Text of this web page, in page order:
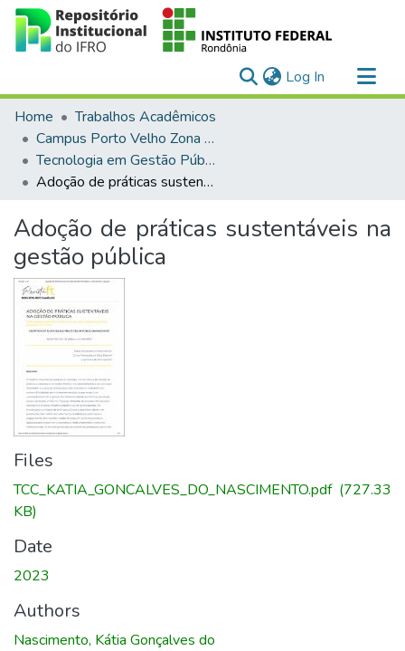
Log In (current)
Communities & Collections
All of DSpace
Statistics
Home
Trabalhos Acadêmicos
Campus Porto Velho Zona Norte
Tecnologia em Gestão Pública (EaD)
Adoção de práticas sustentáveis na gestão pública
Adoção de práticas sustentáveis na
gestão pública
Files
TCC_KATIA_GONCALVES_DO_NASCIMENTO.pdf(727.33
KB)
Date
2023
Authors
Nascimento, Kátia Gonçalves do